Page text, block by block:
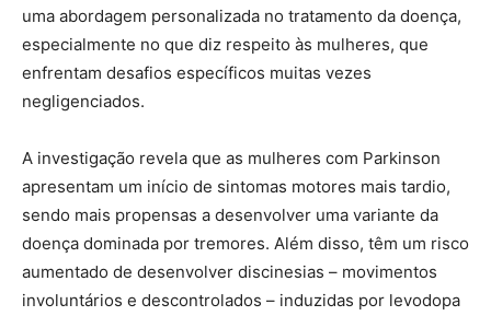
uma abordagem personalizada no tratamento da doença,
especialmente no que diz respeito às mulheres, que
enfrentam desafios específicos muitas vezes
negligenciados.
A investigação revela que as mulheres com Parkinson
apresentam um início de sintomas motores mais tardio,
sendo mais propensas a desenvolver uma variante da
doença dominada por tremores. Além disso, têm um risco
aumentado de desenvolver discinesias – movimentos
involuntários e descontrolados – induzidas por levodopa